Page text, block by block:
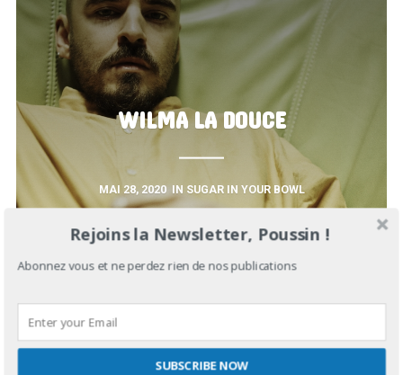
WILMA LA DOUCE
MAI 28, 2020 IN SUGAR IN YOUR BOWL
Rejoins la Newsletter, Poussin !
Abonnez vous et ne perdez rien de nos publications
SUBSCRIBE NOW